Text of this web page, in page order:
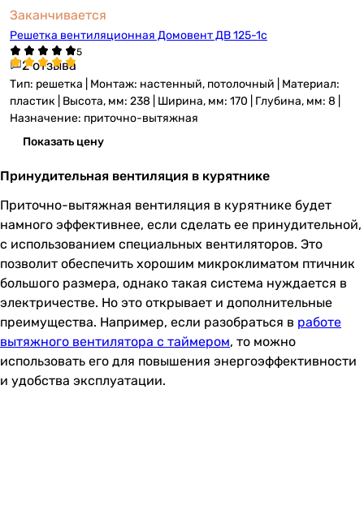
Заканчивается
Решетка вентиляционная Домовент ДВ 125-1с
2 отзыва
Тип: решетка | Монтаж: настенный, потолочный | Материал:
пластик | Высота, мм: 238 | Ширина, мм: 170 | Глубина, мм: 8 |
Назначение: приточно-вытяжная
Показать цену
Принудительная вентиляция в курятнике
Приточно-вытяжная вентиляция в курятнике будет
намного эффективнее, если сделать ее принудительной,
с использованием специальных вентиляторов. Это
позволит обеспечить хорошим микроклиматом птичник
большого размера, однако такая система нуждается в
электричестве. Но это открывает и дополнительные
преимущества. Например, если разобраться в работе
вытяжного вентилятора с таймером, то можно
использовать его для повышения энергоэффективности
и удобства эксплуатации.